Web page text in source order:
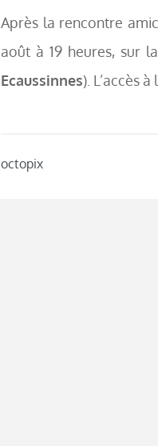
octopix
Après la rencontre
août à 19 heures, sur
Ecaussinnes). L’accès